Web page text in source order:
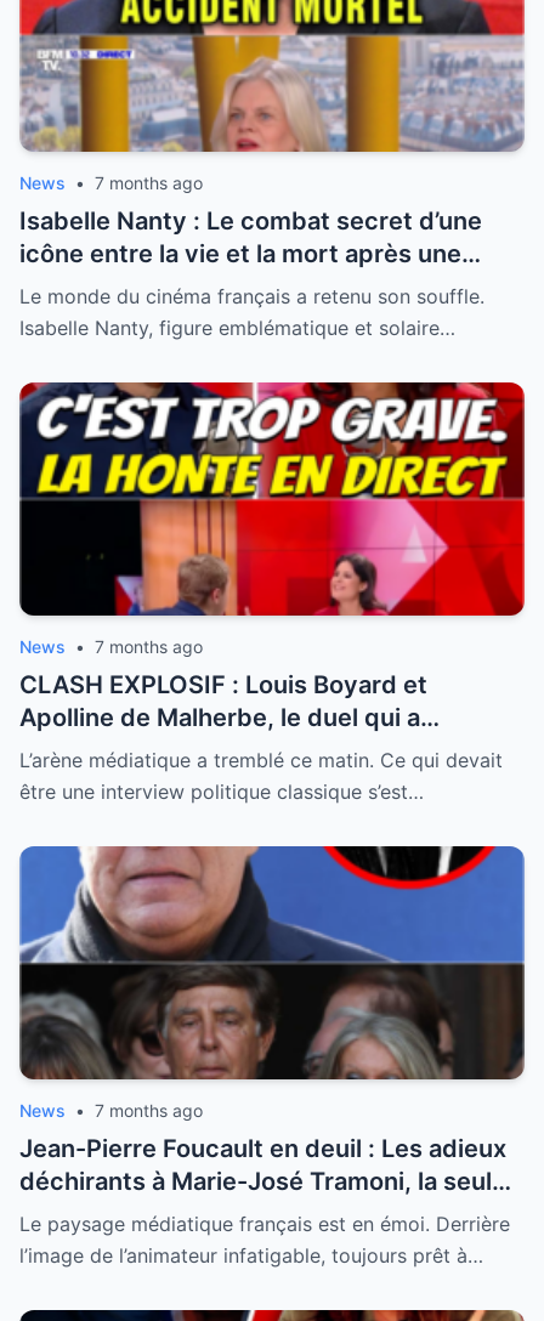
News • 7 months ago
Isabelle Nanty : Le combat secret d’une
icône entre la vie et la mort après une
hospitalisation critique
Le monde du cinéma français a retenu son souffle.
Isabelle Nanty, figure emblématique et solaire…
News • 7 months ago
CLASH EXPLOSIF : Louis Boyard et
Apolline de Malherbe, le duel qui a
embrasé le direct !
L’arène médiatique a tremblé ce matin. Ce qui devait
être une interview politique classique s’est…
News • 7 months ago
Jean-Pierre Foucault en deuil : Les adieux
déchirants à Marie-José Tramoni, la seule
femme qu’il ait jamais épousée
Le paysage médiatique français est en émoi. Derrière
l’image de l’animateur infatigable, toujours prêt à…